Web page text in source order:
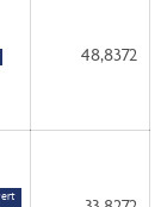
48,8372